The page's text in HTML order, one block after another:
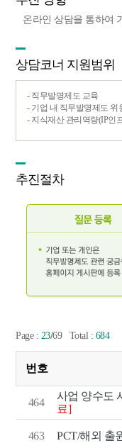
온라인 상담을 통하여
상담코너 지원범위
- 직무발명제도 교육
- 기업 내 직무발명제도 위
- 지식재산 관리역량(IP인
추진절차
Page : 23/69 Total : 684
번호
464
사업 양수도
료]
463 PCT/해외 출